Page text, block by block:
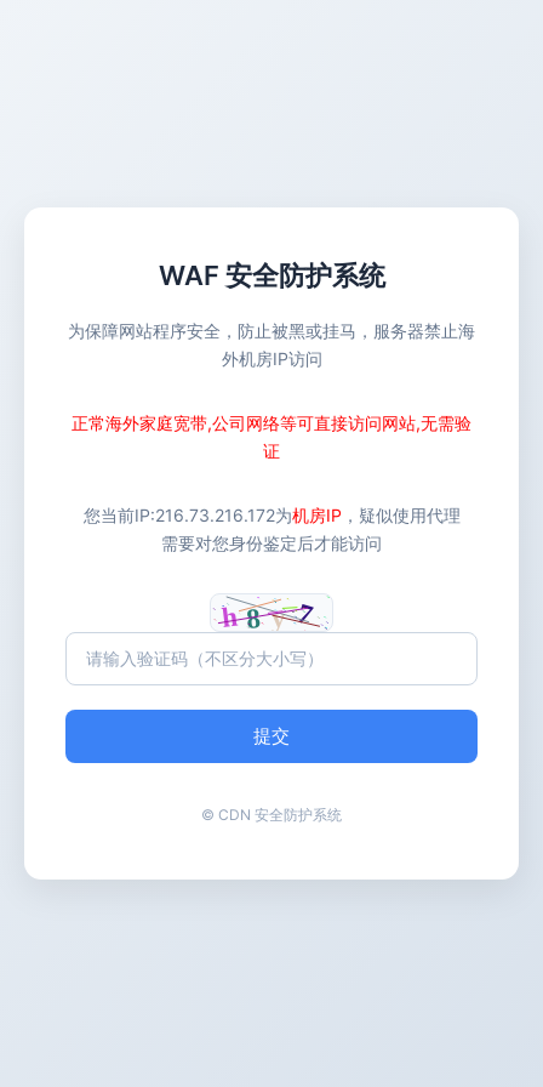
WAF 安全防护系统
为保障网站程序安全，防止被黑或挂马，服务器禁止海
外机房IP访问
正常海外家庭宽带,公司网络等可直接访问网站,无需验
证
您当前IP:216.73.216.172为机房IP ，疑似使用代理
需要对您身份鉴定后才能访问
提交
© CDN 安全防护系统